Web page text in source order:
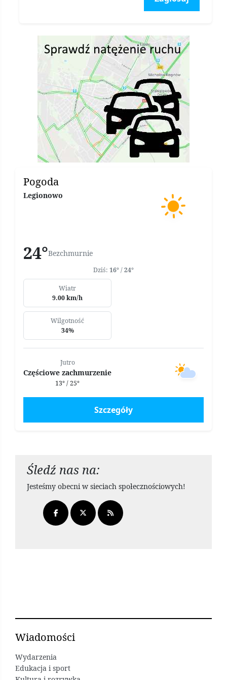
Pogoda
Legionowo
24°Bezchmurnie
Dziś: 16°/24°
Wiatr
9.00 km/h
Wilgotność
34%
Jutro
Częściowe zachmurzenie
13° / 25°
Szczegóły
Śledź nas na:
Jesteśmy obecni w sieciach społecznościowych!
Wiadomości
Wydarzenia
Edukacja i sport